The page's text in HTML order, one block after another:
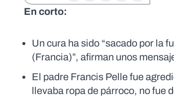
En corto:
Un cura ha sido “sacado por la
(Francia)”, afirman unos
El padre Francis Pelle fue
llevaba ropa de párroco, no fue